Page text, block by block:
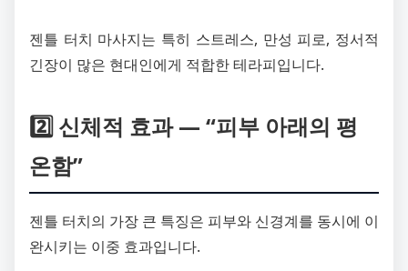
젠틀 터치 마사지는 특히 스트레스, 만성 피로, 정서적
긴장이 많은 현대인에게 적합한 테라피입니다.
2️⃣ 신체적 효과 — “피부 아래의 평
온함”
젠틀 터치의 가장 큰 특징은 피부와 신경계를 동시에 이
완시키는 이중 효과입니다.